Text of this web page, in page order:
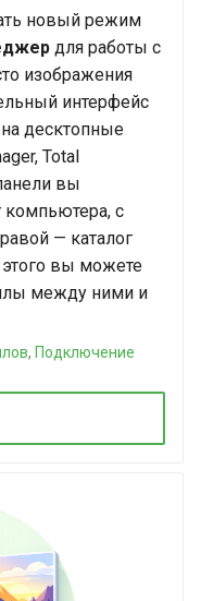
новый режим
для работы с
изображения
интерфейс
десктопные
Total
вы
компьютера, с
— каталог
этого вы можете
между ними и
, Подключение